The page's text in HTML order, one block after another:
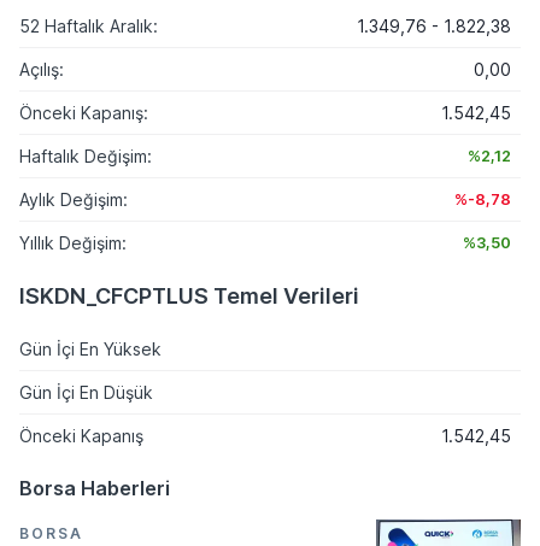
52 Haftalık Aralık: 1.349,76 - 1.822,38
Açılış: 0,00
Önceki Kapanış: 1.542,45
Haftalık Değişim: %2,12
Aylık Değişim: %-8,78
Yıllık Değişim: %3,50
ISKDN_CFCPTLUS Temel Verileri
Gün İçi En Yüksek
Gün İçi En Düşük
Önceki Kapanış 1.542,45
Borsa Haberleri
BORSA